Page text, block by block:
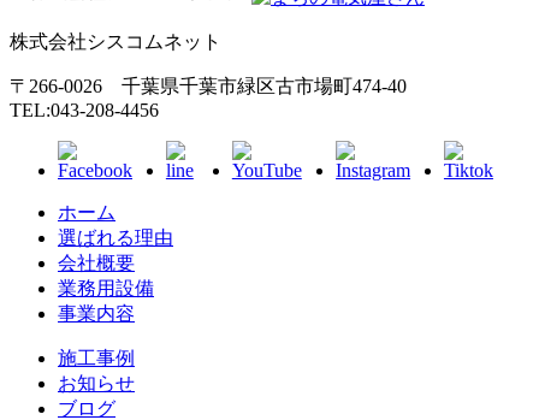
株式会社シスコムネット
〒266-0026 千葉県千葉市緑区古市場町474-40
TEL:043-208-4456
ホーム
選ばれる理由
会社概要
業務用設備
事業内容
施工事例
お知らせ
ブログ